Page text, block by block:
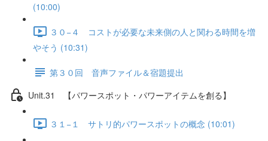
(10:00)
３０−４ コストが必要な未来側の人と関わる時間を増
やそう (10:31)
第３０回 音声ファイル＆宿題提出
Unit.31 【パワースポット・パワーアイテムを創る】
３１−１ サトリ的パワースポットの概念 (10:01)